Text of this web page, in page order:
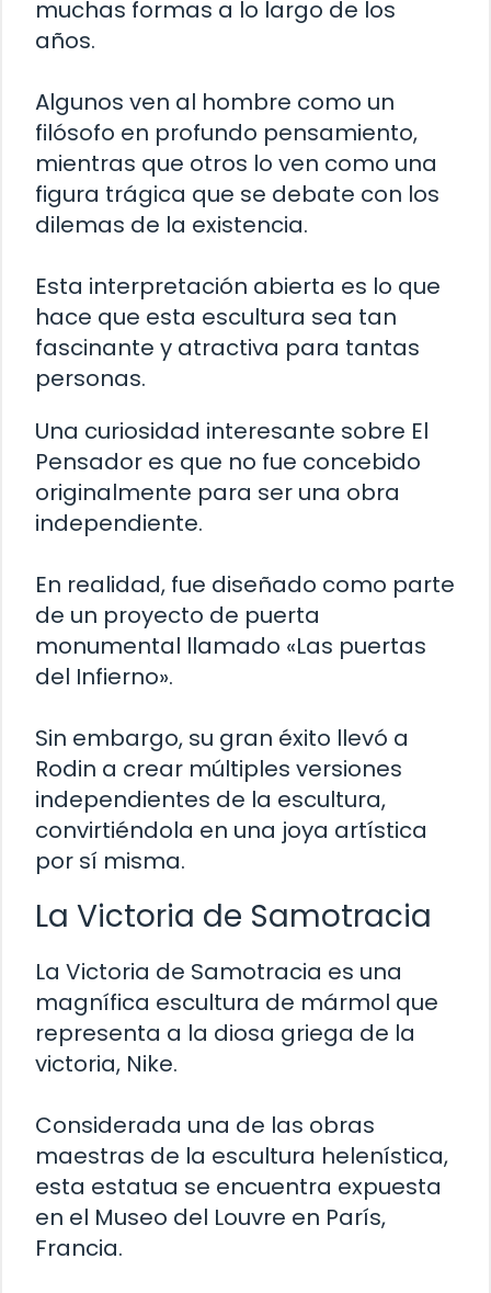
muchas formas a lo largo de los
años.
Algunos ven al hombre como un
filósofo en profundo pensamiento,
mientras que otros lo ven como una
figura trágica que se debate con los
dilemas de la existencia.
Esta interpretación abierta es lo que
hace que esta escultura sea tan
fascinante y atractiva para tantas
personas.
Una curiosidad interesante sobre El
Pensador es que no fue concebido
originalmente para ser una obra
independiente.
En realidad, fue diseñado como parte
de un proyecto de puerta
monumental llamado «Las puertas
del Infierno».
Sin embargo, su gran éxito llevó a
Rodin a crear múltiples versiones
independientes de la escultura,
convirtiéndola en una joya artística
por sí misma.
La Victoria de Samotracia
La Victoria de Samotracia es una
magnífica escultura de mármol que
representa a la diosa griega de la
victoria, Nike.
Considerada una de las obras
maestras de la escultura helenística,
esta estatua se encuentra expuesta
en el Museo del Louvre en París,
Francia.